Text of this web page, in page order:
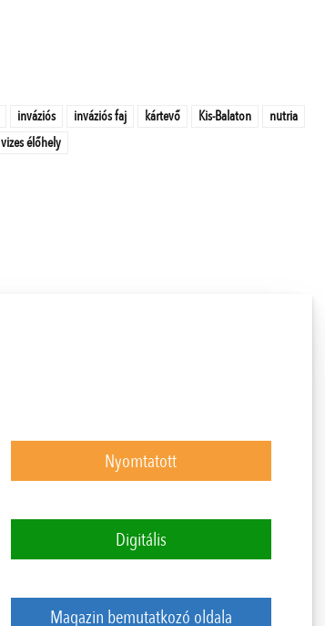
inváziós inváziós faj kártevő Kis-Balaton
nutria
vizes élőhely
Nyomtatott
Digitális
Magazin bemutatkozó oldala